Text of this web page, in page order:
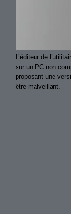
L’éditeur de
sur un PC non
proposant une
être malveillant.